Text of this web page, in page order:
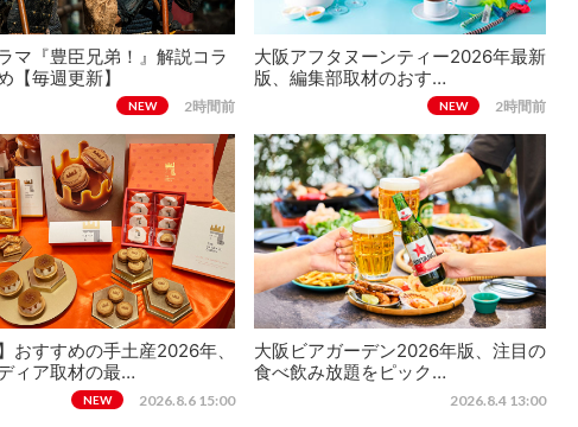
マ『豊臣兄弟！』解説コラ
【毎週更新】
NEW 2時間前
大阪アフタヌーンティー2026年最新
版、編集部取材のおす…
NEW 2時間前
おすすめの手土産2026年、
ィア取材の最…
NEW 2026.8.6 15:00
大阪ビアガーデン2026年版、注目の
食べ飲み放題をピック…
2026.8.4 13:00